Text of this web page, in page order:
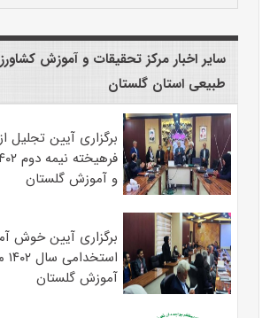
سایر اخبار مرکز تحقیقات و آموزش
طبیعی استان گلستان
برگزاری آیین تجلیل
و آموزش گلستان
برگزاری آیین خوش
آموزش گلستان